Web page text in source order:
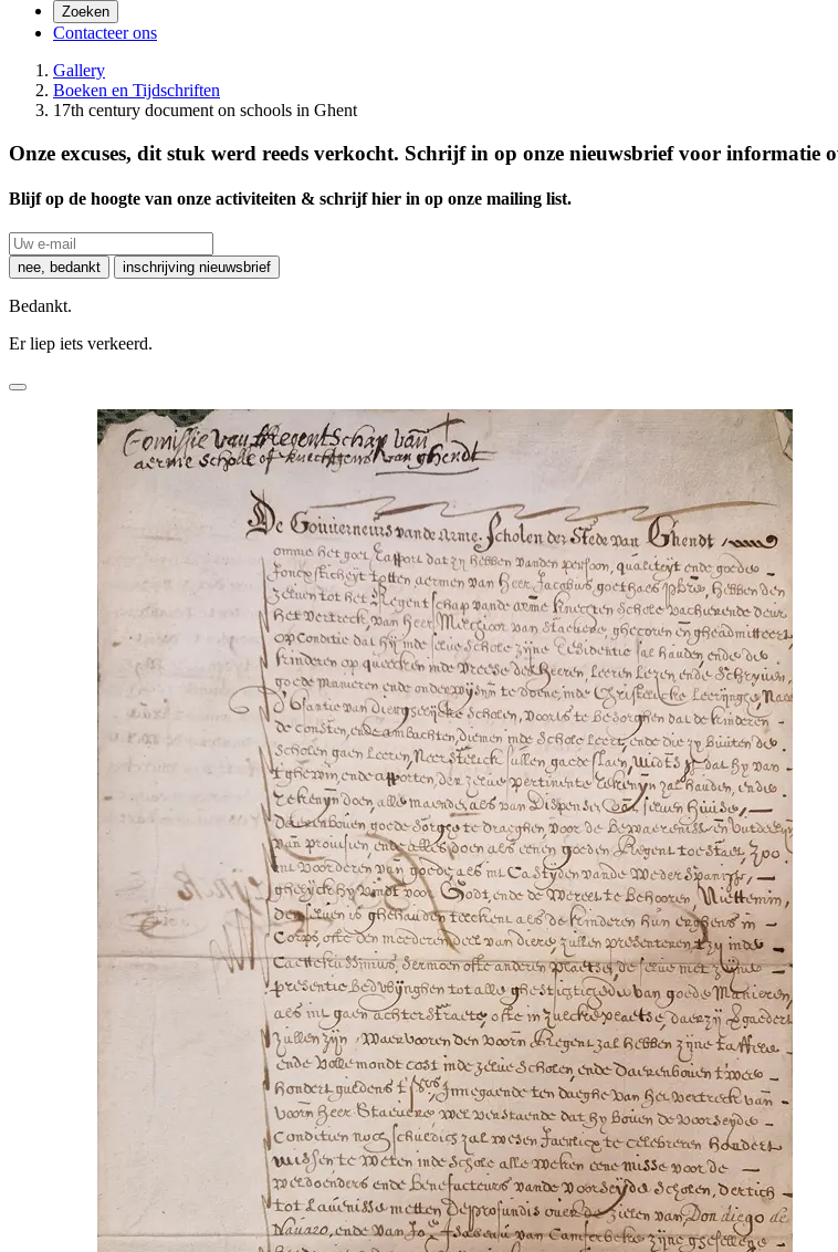
Zoeken
Contacteer ons
Gallery
Boeken en Tijdschriften
17th century document on schools in Ghent
Onze excuses, dit stuk werd reeds verkocht. Schrijf in op onze nieuwsbrief voor informatie
Blijf op de hoogte van onze activiteiten & schrijf hier in op onze mailing list.
nee, bedankt inschrijving nieuwsbrief
Bedankt.
Er liep iets verkeerd.